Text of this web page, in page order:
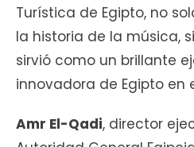
Turística de Egipto, no
la historia de la música,
sirvió como un brillante
innovadora de Egipto en
Amr El-Qadi, director